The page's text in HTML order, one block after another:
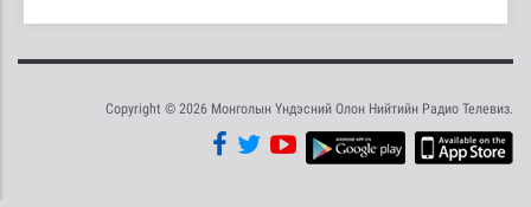
Copyright © 2026 Монголын Үндэсний Олон Нийтийн Радио Телевиз.